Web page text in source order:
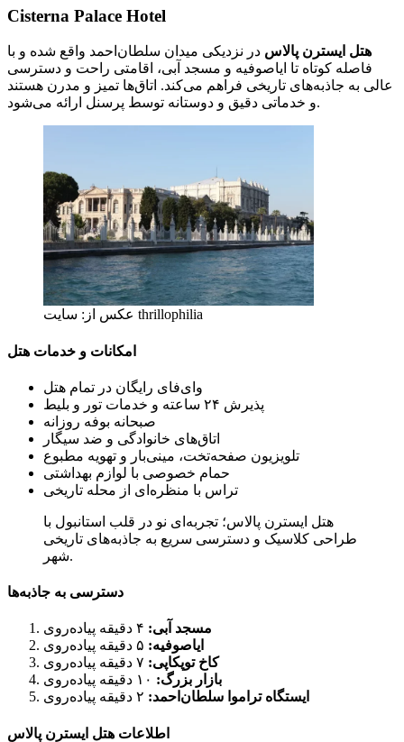
Cisterna Palace Hotel
هتل ایسترن پالاس در نزدیکی میدان سلطان‌احمد واقع شده و با
فاصله کوتاه تا ایاصوفیه و مسجد آبی، اقامتی راحت و دسترسی
عالی به جاذبه‌های تاریخی فراهم می‌کند. اتاق‌ها تمیز و مدرن هستند
و خدماتی دقیق و دوستانه توسط پرسنل ارائه می‌شود.
عکس از: سایت thrillophilia
امکانات و خدمات هتل
وای‌فای رایگان در تمام هتل
پذیرش ۲۴ ساعته و خدمات تور و بلیط
صبحانه بوفه روزانه
اتاق‌های خانوادگی و ضد سیگار
تلویزیون صفحه‌تخت، مینی‌بار و تهویه مطبوع
حمام خصوصی با لوازم بهداشتی
تراس با منظره‌ای از محله تاریخی
هتل ایسترن پالاس؛ تجربه‌ای نو در قلب استانبول با
طراحی کلاسیک و دسترسی سریع به جاذبه‌های تاریخی
شهر.
دسترسی به جاذبه‌ها
مسجد آبی: ۴ دقیقه پیاده‌روی
ایاصوفیه:
کاخ توپکاپی:
بازار بزرگ: ۱۰ دقیقه پیاده‌روی
ایستگاه تراموا سلطان‌احمد:
اطلاعات هتل ایسترن پالاس